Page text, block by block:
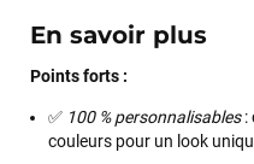
En savoir plus
Points forts :
✅ 100 % personnalisables:
couleurs pour un look